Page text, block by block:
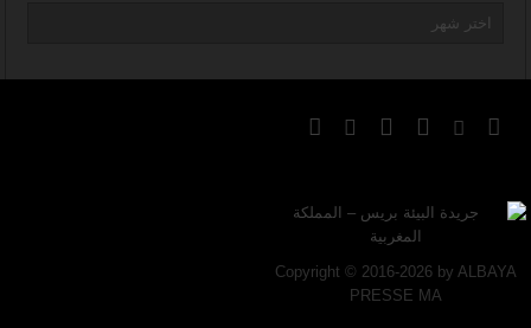
Copyright © 2016-2026 by ALBAYA
PRESSE MA